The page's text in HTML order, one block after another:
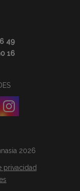
49
16
2026
privacidad